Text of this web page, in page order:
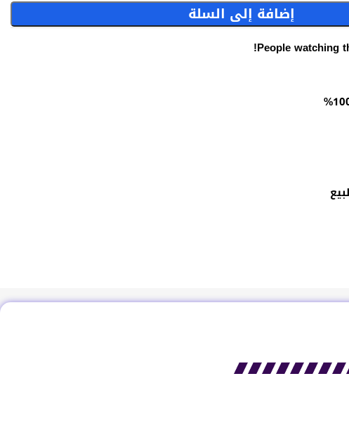
إضافة إلى السلة
People watching